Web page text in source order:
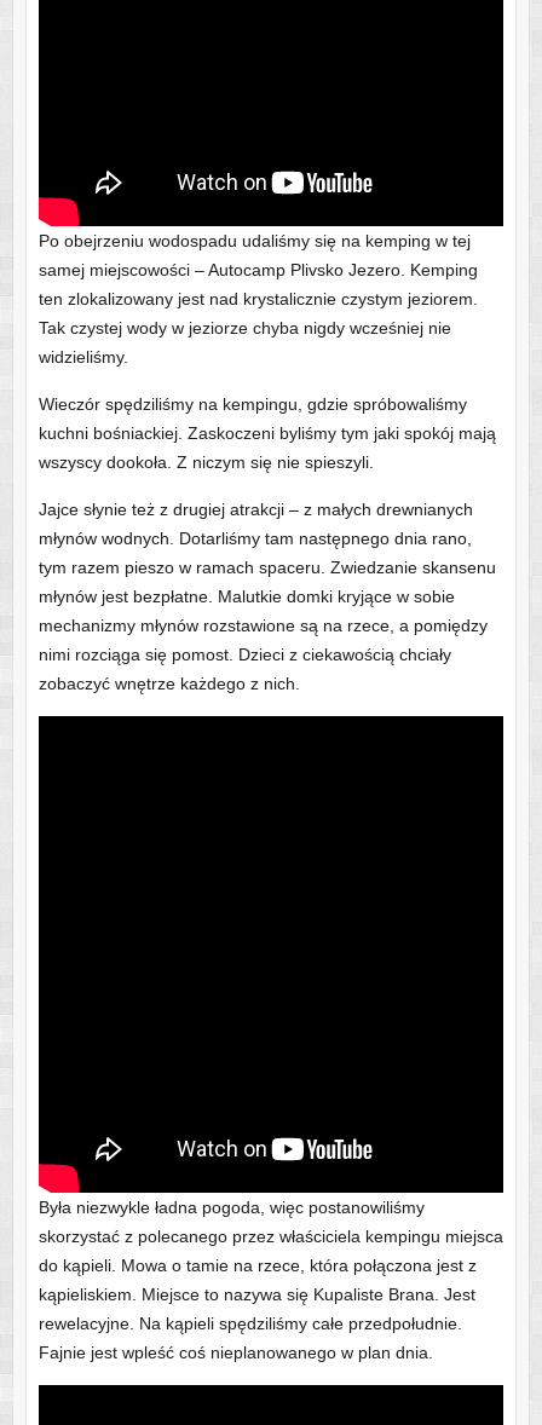
Po obejrzeniu wodospadu udaliśmy się na kemping w tej
samej miejscowości – Autocamp Plivsko Jezero. Kemping
ten zlokalizowany jest nad krystalicznie czystym jeziorem.
Tak czystej wody w jeziorze chyba nigdy wcześniej nie
widzieliśmy.
Wieczór spędziliśmy na kempingu, gdzie spróbowaliśmy
kuchni bośniackiej. Zaskoczeni byliśmy tym jaki spokój mają
wszyscy dookoła. Z niczym się nie spieszyli.
Jajce słynie też z drugiej atrakcji – z małych drewnianych
młynów wodnych. Dotarliśmy tam następnego dnia rano,
tym razem pieszo w ramach spaceru. Zwiedzanie skansenu
młynów jest bezpłatne. Malutkie domki kryjące w sobie
mechanizmy młynów rozstawione są na rzece, a pomiędzy
nimi rozciąga się pomost. Dzieci z ciekawością chciały
zobaczyć wnętrze każdego z nich.
Była niezwykle ładna pogoda, więc postanowiliśmy
skorzystać z polecanego przez właściciela kempingu miejsca
do kąpieli. Mowa o tamie na rzece, która połączona jest z
kąpieliskiem. Miejsce to nazywa się Kupaliste Brana. Jest
rewelacyjne. Na kąpieli spędziliśmy całe przedpołudnie.
Fajnie jest wpleść coś nieplanowanego w plan dnia.